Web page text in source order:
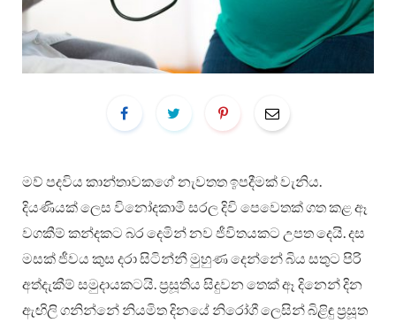
මව් පදවිය කාන්තාවකගේ නැවතත ඉපදීමක් වැනිය.
දියණියක් ලෙස විනෝදකාමී සරල දිවි පෙවෙතක් ගත කළ ඈ
වගකීම් කන්දකට බර දෙමින් නව ජීවිතයකට උපත දෙයි. දස
මසක් ජීවය කුස දරා සිටින්නී මුහුණ දෙන්නේ බිය සතුට පිරි
අත්දැකීම් සමුදායකටයි. ප්‍රසූතිය සිදුවන තෙක් ඈ දිනෙන් දින
ඇඟිලි ගනින්නේ නියමිත දිනයේ නිරෝගී ලෙසින් බිළිඳු ප්‍රසූත